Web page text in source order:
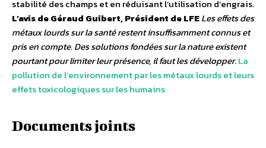
stabilité des champs et en réduisant l’utilisation d’engrais.
L’avis de Géraud Guibert, Président de LFELes effets des
métaux lourds sur la santé restent insuffisamment connus et
pris en compte. Des solutions fondées sur la nature existent
pourtant pour limiter leur présence, il faut les développer.La
pollution de l’environnement par les métaux lourds et leurs
effets toxicologiques sur les humains
Documents joints